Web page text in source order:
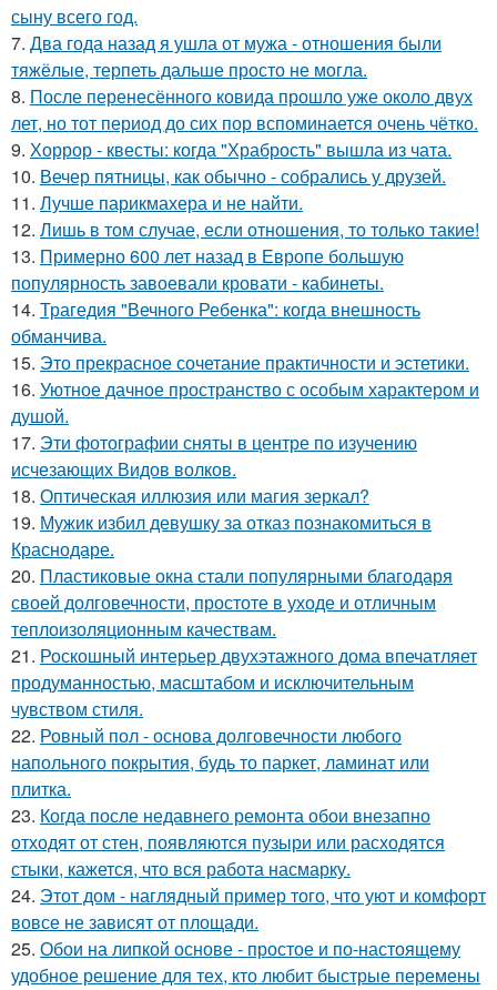
сыну всего год.
7. Два года назад я ушла от мужа - отношения были
тяжёлые, терпеть дальше просто не могла.
8. После перенесённого ковида прошло уже около двух
лет, но тот период до сих пор вспоминается очень чётко.
9. Хоррор - квесты: когда "Храбрость" вышла из чата.
10. Вечер пятницы, как обычно - собрались у друзей.
11. Лучше парикмахера и не найти.
12. Лишь в том случае, если отношения, то только такие!
13. Примерно 600 лет назад в Европе большую
популярность завоевали кровати - кабинеты.
14. Трагедия "Вечного Ребенка": когда внешность
обманчива.
15. Это прекрасное сочетание практичности и эстетики.
16. Уютное дачное пространство с особым характером и
душой.
17. Эти фотографии сняты в центре по изучению
исчезающих Видов волков.
18. Оптическая иллюзия или магия зеркал?
19. Мужик избил девушку за отказ познакомиться в
Краснодаре.
20. Пластиковые окна стали популярными благодаря
своей долговечности, простоте в уходе и отличным
теплоизоляционным качествам.
21. Роскошный интерьер двухэтажного дома впечатляет
продуманностью, масштабом и исключительным
чувством стиля.
22. Ровный пол - основа долговечности любого
напольного покрытия, будь то паркет, ламинат или
плитка.
23. Когда после недавнего ремонта обои внезапно
отходят от стен, появляются пузыри или расходятся
стыки, кажется, что вся работа насмарку.
24. Этот дом - наглядный пример того, что уют и комфорт
вовсе не зависят от площади.
25. Обои на липкой основе - простое и по-настоящему
удобное решение для тех, кто любит быстрые перемены